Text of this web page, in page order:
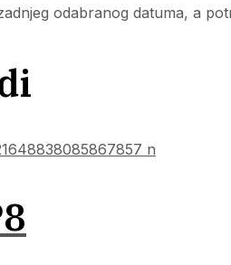
odabranog datuma, a